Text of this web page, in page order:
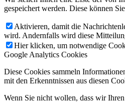
gespeichert werden. Diese können
Aktivieren, damit die
wird. Andernfalls wird diese
Hier klicken, um notwendige
Google Analytics Cookies
Diese Cookies sammeln
mit den Erkenntnissen aus diesen
Wenn Sie nicht wollen, dass wir